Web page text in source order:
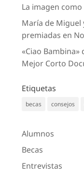
La imagen
María de Miguel
premiadas en
«Ciao
Mejor Corto
Etiquetas
becas consejos
Alumnos
Becas
Entrevistas